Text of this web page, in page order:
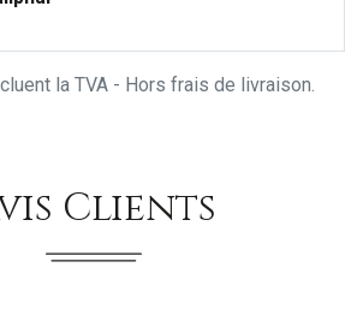
la TVA - Hors frais de livraison.
Clients